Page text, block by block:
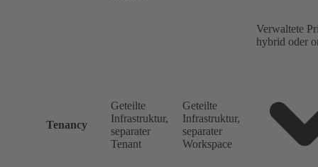
Verwaltete
hybrid oder
Tenancy
Geteilte
Infrastruktur,
separater
Tenant
Geteilte
Infrastruktur,
separater
Workspace